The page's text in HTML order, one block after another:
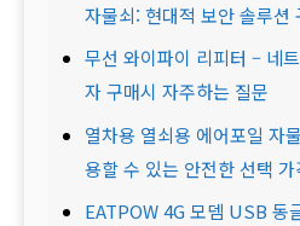
자물쇠: 현대적 보안 솔루션
무선 와이파이 리피터 – 네
자 구매시 자주하는 질문
열차용 열쇠용 에어포일 자
용할 수 있는 안전한 선택 가
EATPOW 4G 모뎀 USB 동